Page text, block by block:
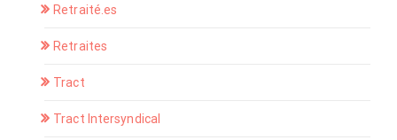
Retraité.es
Retraites
Tract
Tract Intersyndical